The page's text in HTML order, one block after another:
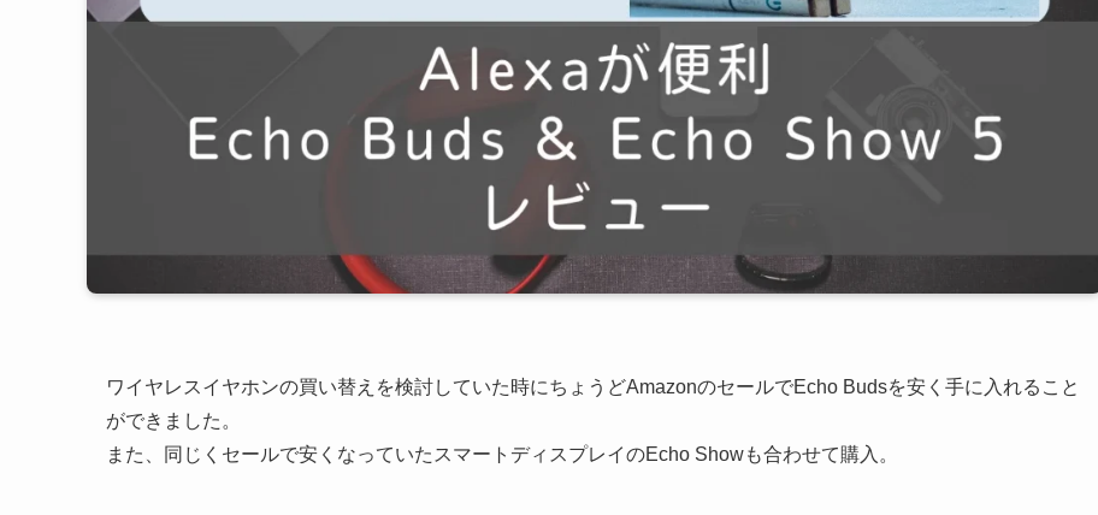
ワイヤレスイヤホンの買い替えを検討していた時にちょうどAmazonのセールでEcho Budsを安く手に入れること
ができました。
また、同じくセールで安くなっていたスマートディスプレイのEcho Showも合わせて購入。